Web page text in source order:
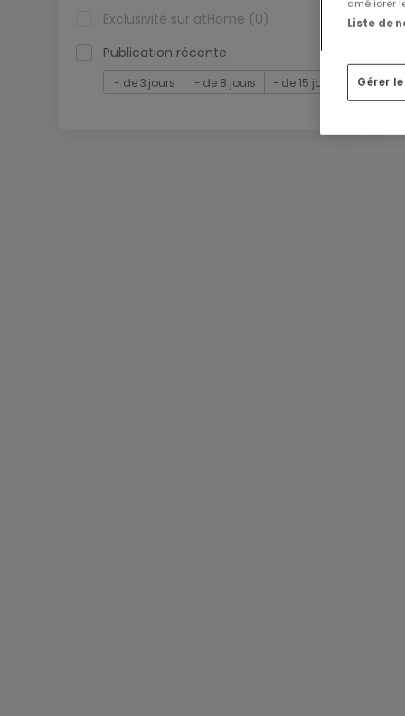
Exclusivité sur atHome (0)
Publication récente
- de 3 jours - de 8 jours - de 15 jours
améliorer
Liste de
Gérer